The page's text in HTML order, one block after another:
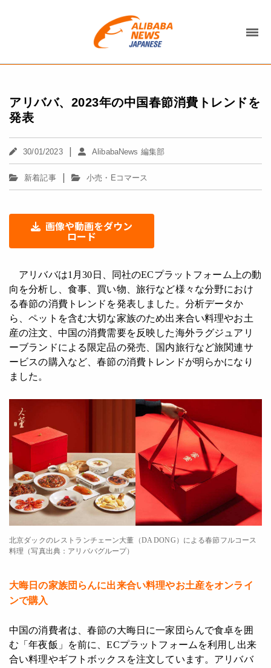
アリババ、2023年の中国春節消費トレンドを
発表
30/01/2023 | AlibabaNews 編集部
新着記事 | 小売・Eコマース
画像や動画をダウン
ロード
アリババは1月30日、同社のECプラットフォーム上の動
向を分析し、食事、買い物、旅行など様々な分野におけ
る春節の消費トレンドを発表しました。分析データか
ら、ペットを含む大切な家族のため出来合い料理やお土
産の注文、中国の消費需要を反映した海外ラグジュアリ
ーブランドによる限定品の発売、国内旅行など旅関連サ
ービスの購入など、春節の消費トレンドが明らかになり
ました。
北京ダックのレストランチェーン大董（DA DONG）による春節フルコース
料理（写真出典：アリババグループ）
大晦日の家族団らんに出来合い料理やお土産をオンライ
ンで購入
中国の消費者は、春節の大晦日に一家団らんで食卓を囲
む「年夜飯」を前に、ECプラットフォームを利用し出来
合い料理やギフトボックスを注文しています。アリババ